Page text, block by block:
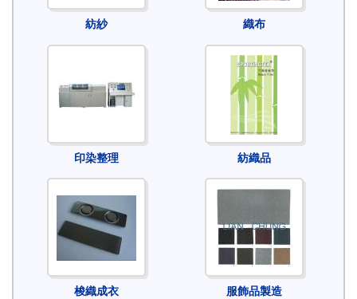
紡紗 織布
印染整理 紡織品
梭織成衣 服飾品製造